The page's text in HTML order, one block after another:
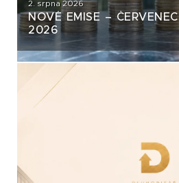
2. srpna 2026
NOVÉ EMISE – ČERVENEC
2026